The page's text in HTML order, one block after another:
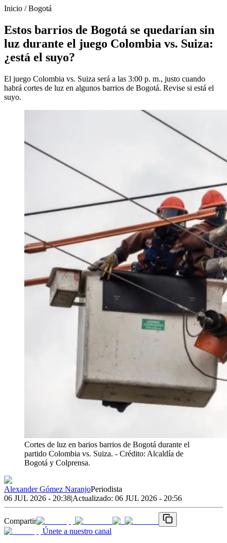
Inicio /Bogotá
Estos barrios de Bogotá se quedarían sin
luz durante el juego Colombia vs. Suiza:
¿está el suyo?
El juego Colombia vs. Suiza será a las 3:00 p. m., justo cuando
habrá cortes de luz en algunos barrios de Bogotá. Revise si está el
suyo.
Cortes de luz en barios barrios de Bogotá durante el
partido Colombia vs. Suiza. - Crédito: Alcaldía de
Bogotá y Colprensa.
Alexander Gómez NaranjoPeriodista
06 JUL 2026 - 20:38|Actualizado: 06 JUL 2026 - 20:56
Compartir
Únete a nuestro canal